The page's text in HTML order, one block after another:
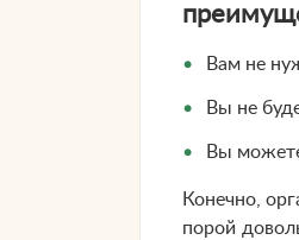
Вам не
Вы не
Вы
Конечно,
порой